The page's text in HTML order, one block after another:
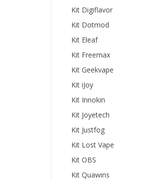
Kit Digiflavor
Kit Dotmod
Kit Eleaf
Kit Freemax
Kit Geekvape
Kit iJoy
Kit Innokin
Kit Joyetech
Kit Justfog
Kit Lost Vape
Kit OBS
Kit Quawins